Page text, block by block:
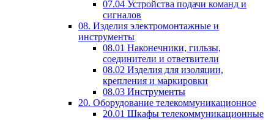
07.04 Устройства подачи команд и
сигналов
08. Изделия электромонтажные и
инструменты
08.01 Наконечники, гильзы,
соединители и ответвители
08.02 Изделия для изоляции,
крепления и маркировки
08.03 Инструменты
20. Оборудование телекоммуникационное
20.01 Шкафы телекоммуникационные